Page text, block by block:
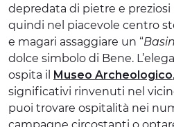
depredata di pietre e
quindi nel piacevole centro
e magari assaggiare un “
dolce simbolo di Bene.
ospita il Museo Archeologico
significativi rinvenuti nel
puoi trovare ospitalità nei